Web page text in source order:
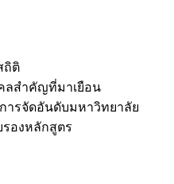
ถิติ
ลสำคัญที่มาเยือน
การจัดอันดับมหาวิทยาลัย
รองหลักสูตร